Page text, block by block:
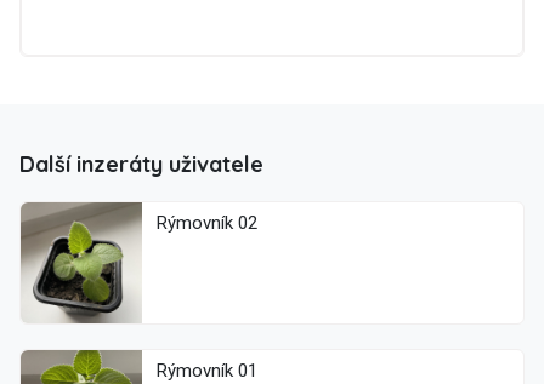
Další inzeráty uživatele
Rýmovník 02
Rýmovník 01